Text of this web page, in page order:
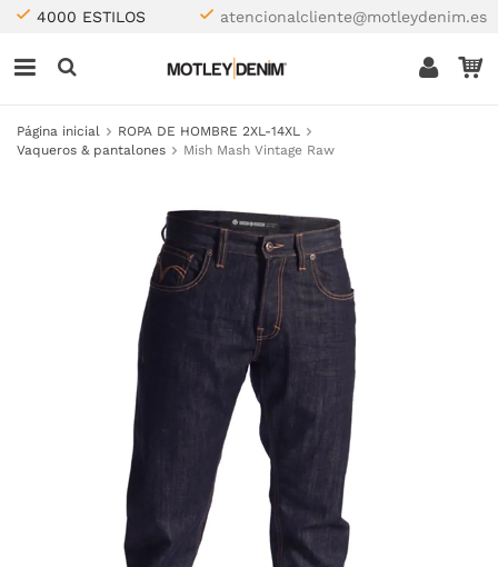
4000 ESTILOS atencionalcliente@motleydenim.es
Página inicial
ROPA DE HOMBRE 2XL-14XL
Vaqueros & pantalones
Mish Mash Vintage Raw